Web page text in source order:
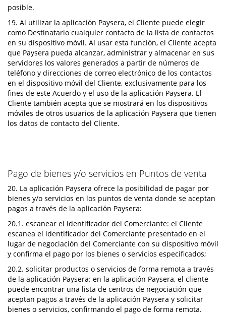
posible.
19. Al utilizar la aplicación Paysera, el Cliente puede elegir
como Destinatario cualquier contacto de la lista de contactos
en su dispositivo móvil. Al usar esta función, el Cliente acepta
que Paysera pueda alcanzar, administrar y almacenar en sus
servidores los valores generados a partir de números de
teléfono y direcciones de correo electrónico de los contactos
en el dispositivo móvil del Cliente, exclusivamente para los
fines de este Acuerdo y el uso de la aplicación Paysera. El
Cliente también acepta que se mostrará en los dispositivos
móviles de otros usuarios de la aplicación Paysera que tienen
los datos de contacto del Cliente.
Pago de bienes y/o servicios en Puntos de venta
20. La aplicación Paysera ofrece la posibilidad de pagar por
bienes y/o servicios en los puntos de venta donde se aceptan
pagos a través de la aplicación Paysera:
20.1. escanear el identificador del Comerciante: el Cliente
escanea el identificador del Comerciante presentado en el
lugar de negociación del Comerciante con su dispositivo móvil
y confirma el pago por los bienes o servicios especificados;
20.2. solicitar productos o servicios de forma remota a través
de la aplicación Paysera: en la aplicación Paysera, el cliente
puede encontrar una lista de centros de negociación que
aceptan pagos a través de la aplicación Paysera y solicitar
bienes o servicios, confirmando el pago de forma remota.